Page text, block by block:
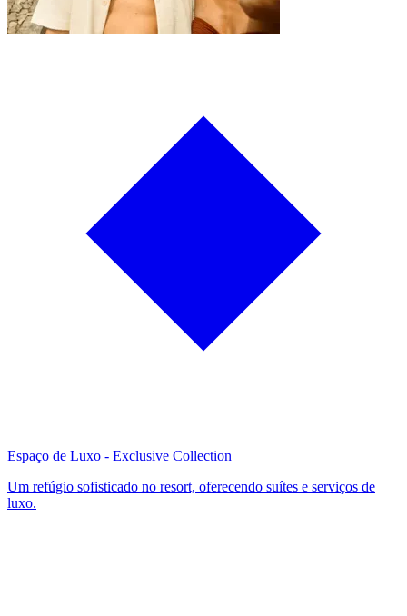
Espaço de Luxo - Exclusive Collection
Um refúgio sofisticado no resort, oferecendo suítes e serviços de
luxo.